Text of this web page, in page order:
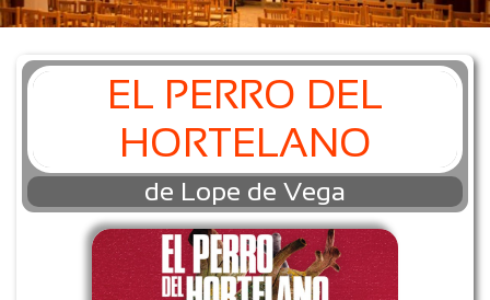
EL PERRO DEL
HORTELANO
de Lope de Vega